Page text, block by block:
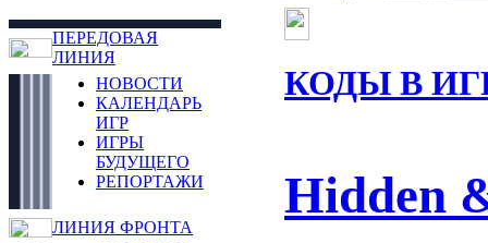
ПЕРЕДОВАЯ
ЛИНИЯ
НОВОСТИ
КАЛЕНДАРЬ
ИГР
ИГРЫ
БУДУЩЕГО
РЕПОРТАЖИ
ЛИНИЯ ФРОНТА
КОДЫ В
Hidden